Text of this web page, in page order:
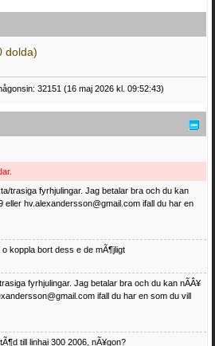
dolda)
32151 (16 maj 2026 kl. 09:52:43)
trasiga fyrhjulingar. Jag betalar bra och du kan
eller hv.alexandersson@gmail.com ifall du har en
koppla bort dess e de mÃ¶jligt
fyrhjulingar. Jag betalar bra och du kan nÃÂ¥
ifall du har en som du vill
till linhai 300 2006, nÃ¥gon?